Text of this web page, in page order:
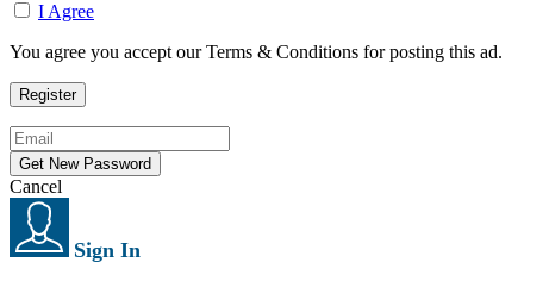
I Agree
You agree you accept our Terms & Conditions for posting this ad.
Cancel
Sign In